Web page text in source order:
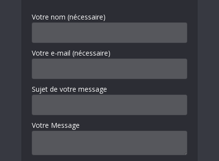
Votre nom (nécessaire)
Votre e-mail (nécessaire)
Sujet de votre message
Votre Message